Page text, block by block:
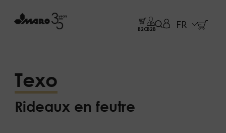
B2CB2B FR
Texo
Rideaux en feutre